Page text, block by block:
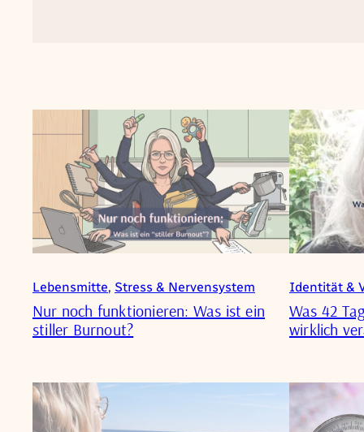
Lebensmitte, Stress & Nervensystem
Nur noch funktionieren: Was ist ein
stiller Burnout?
Identität &
Was 42
wirklich